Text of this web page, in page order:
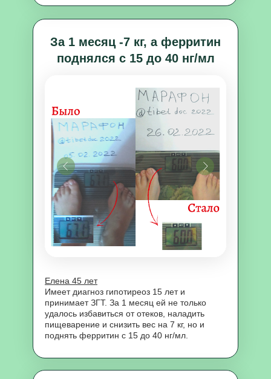
За 1 месяц -7 кг, а ферритин
поднялся с 15 до 40 нг/мл
Елена 45 лет
Имеет диагноз гипотиреоз 15 лет и
принимает ЗГТ. За 1 месяц ей не только
удалось избавиться от отеков, наладить
пищеварение и снизить вес на 7 кг, но и
поднять ферритин с 15 до 40 нг/мл.